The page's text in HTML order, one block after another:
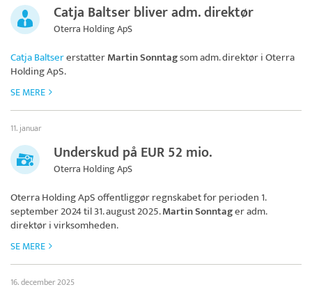
Catja Baltser bliver adm. direktør
Oterra Holding ApS
Catja BaltsererstatterMartin Sonntagsom adm. direktør iOterra
Holding ApS.
SE MERE
11. januar
Underskud på EUR 52 mio.
Oterra Holding ApS
Oterra Holding ApSoffentliggør regnskabet for perioden 1.
september 2024 til 31. august 2025.Martin Sonntager adm.
direktør i virksomheden.
SE MERE
16. december 2025